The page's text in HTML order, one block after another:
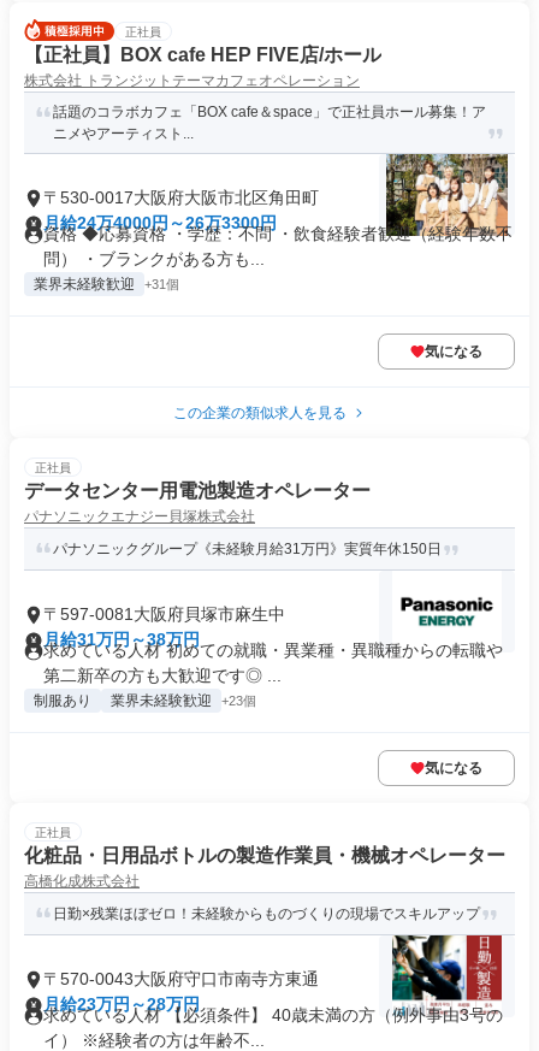
正社員
【正社員】BOX cafe HEP FIVE店/ホール
株式会社 トランジットテーマカフェオペレーション
話題のコラボカフェ「BOX cafe＆space」で正社員ホール募集！ア
ニメやアーティスト...
〒530-0017大阪府大阪市北区角田町
月給24万4000円～26万3300円
資格 ◆応募資格 ・学歴：不問 ・飲食経験者歓迎（経験年数不
問） ・ブランクがある方も...
業界未経験歓迎 +31個
気になる
この企業の類似求人を見る
正社員
データセンター用電池製造オペレーター
パナソニックエナジー貝塚株式会社
パナソニックグループ《未経験月給31万円》実質年休150日
〒597-0081大阪府貝塚市麻生中
月給31万円～38万円
求めている人材 初めての就職・異業種・異職種からの転職や
第二新卒の方も大歓迎です◎ ...
制服あり 業界未経験歓迎 +23個
気になる
正社員
化粧品・日用品ボトルの製造作業員・機械オペレーター
高橋化成株式会社
日勤×残業ほぼゼロ！未経験からものづくりの現場でスキルアップ
〒570-0043大阪府守口市南寺方東通
月給23万円～28万円
求めている人材 【必須条件】 40歳未満の方（例外事由3号の
イ） ※経験者の方は年齢不...